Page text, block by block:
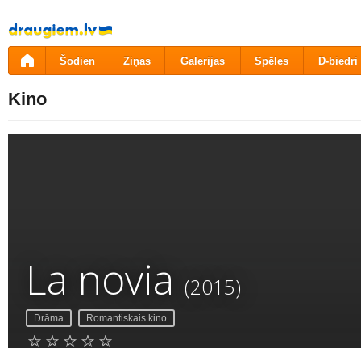
Pāriet
uz
saturu
Šodien Ziņas Galerijas Spēles D-biedri
Kino
La novia (2015)
Drāma Romantiskais kino